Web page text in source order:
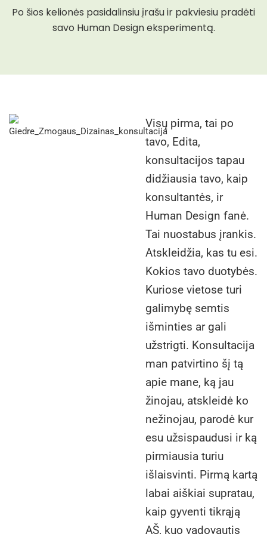
Po šios kelionės pasidalinsiu įrašu ir pakviesiu pradėti
savo Human Design eksperimentą.
Visų pirma, tai po
tavo, Edita,
konsultacijos tapau
didžiausia tavo, kaip
konsultantės, ir
Human Design fanė.
Tai nuostabus įrankis.
Atskleidžia, kas tu esi.
Kokios tavo duotybės.
Kuriose vietose turi
galimybę semtis
išminties ar gali
užstrigti. Konsultacija
man patvirtino šį tą
apie mane, ką jau
žinojau, atskleidė ko
nežinojau, parodė kur
esu užsispaudusi ir ką
pirmiausia turiu
išlaisvinti. Pirmą kartą
labai aiškiai supratau,
kaip gyventi tikrąją
AŠ, kuo vadovautis